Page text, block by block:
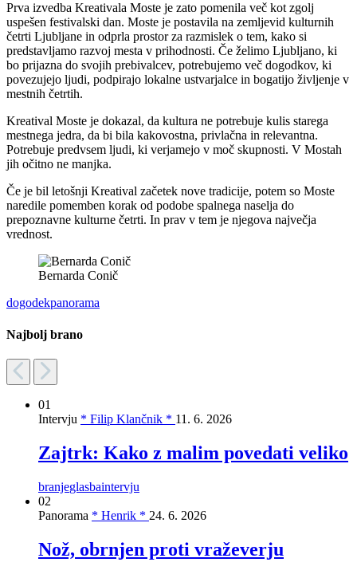
Prva izvedba Kreativala Moste je zato pomenila več kot zgolj
uspešen festivalski dan. Moste je postavila na zemljevid kulturnih
četrti Ljubljane in odprla prostor za razmislek o tem, kako si
predstavljamo razvoj mesta v prihodnosti. Če želimo Ljubljano, ki
bo prijazna do svojih prebivalcev, potrebujemo več dogodkov, ki
povezujejo ljudi, podpirajo lokalne ustvarjalce in bogatijo življenje v
mestnih četrtih.
Kreatival Moste je dokazal, da kultura ne potrebuje kulis starega
mestnega jedra, da bi bila kakovostna, privlačna in relevantna.
Potrebuje predvsem ljudi, ki verjamejo v moč skupnosti. V Mostah
jih očitno ne manjka.
Če je bil letošnji Kreatival začetek nove tradicije, potem so Moste
naredile pomemben korak od podobe spalnega naselja do
prepoznavne kulturne četrti. In prav v tem je njegova največja
vrednost.
Bernarda Conič
dogodekpanorama
Najbolj brano
01
Intervju * Filip Klančnik * 11. 6. 2026
Zajtrk: Kako z malim povedati veliko
branjeglasbaintervju
02
Panorama * Henrik * 24. 6. 2026
Nož, obrnjen proti vraževerju